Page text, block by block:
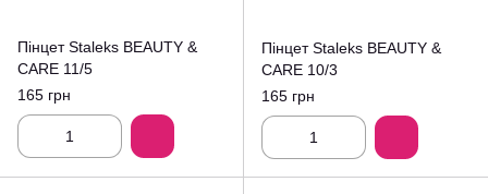
Пінцет Staleks BEAUTY &
CARE 11/5
165 грн
Пінцет Staleks BEAUTY &
CARE 10/3
165 грн